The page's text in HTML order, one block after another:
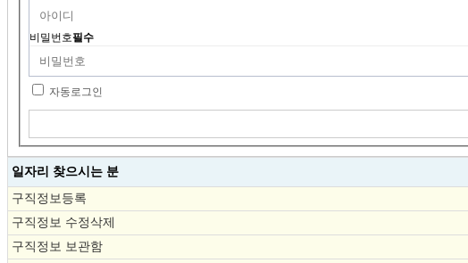
비밀번호필수
자동로그인
일자리 찾으시는 분
구직정보등록
구직정보 수정삭제
구직정보 보관함